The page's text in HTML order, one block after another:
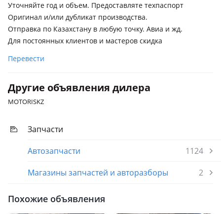
J100 [2-й рестайлинг], 2007 - 2012 J200, 2012 - 2015 J200
рестайлинг, 2015 - 2021 J200 [2-й рестайлинг]
Toyota Land Cruiser Prado
2009 - 2013 J150
2005 - 2008 3 поколение (A3), 2008 - 2010 3 поколение
рестайлинг (A3), 2010 - 2012 3 поколение [2-й рестайлинг]
Toyota Yaris
Уточняйте год и объем. Предоставляте техпаспорт
Оригинал и/или дубликат производства.
Отправка по Казахстану в любую точку. Авиа и жд.
Для постоянных клиентов и мастеров скидка
Перевести
Другие объявления дилера
MOTORISKZ
Запчасти
Автозапчасти
1124
Магазины запчастей и авторазборы
2
Похожие объявления